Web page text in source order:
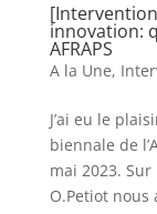
innovation:
AFRAPS
A la Une,
J’ai eu le
biennale de
mai 2023.
O.Petiot nous